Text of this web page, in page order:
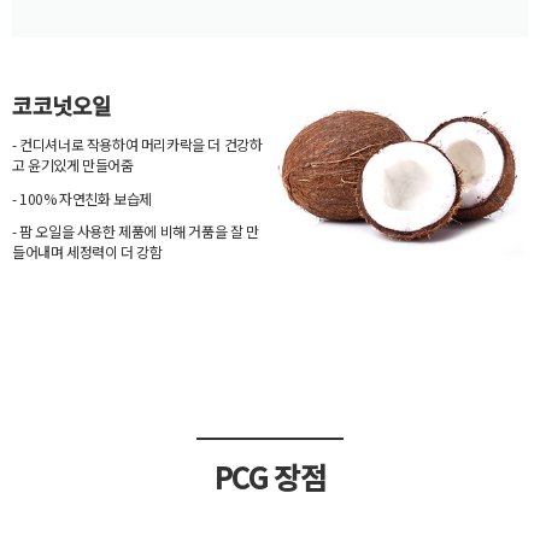
코코넛오일
- 컨디셔너로 작용하여 머리카락을 더 건강하
고 윤기있게 만들어줌
- 100% 자연친화 보습제
- 팜 오일을 사용한 제품에 비해 거품을 잘 만
들어내며 세정력이 더 강함
PCG 장점